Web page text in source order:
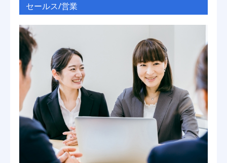
セールス/営業